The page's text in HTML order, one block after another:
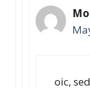
oic,